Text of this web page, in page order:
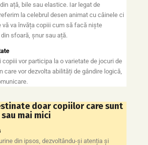
ață, bile sau elastice. Iar legat de
la celebrul desen animat cu câinele ci
vă va învăța copiii cum să facă niște
sfoară, șnur sau ață.
vor participa la o varietate de jocuri de
care vor dezvolta abilități de gândire logică,
doar copiilor care sunt
mai mici
din ipsos, dezvoltându-și atenția și